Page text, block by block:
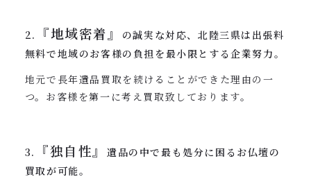
2. 『地域密着』
の誠実な対応、北陸三県は出張料
無料で地域のお客様の負担を最小限とする企業努力。
地元で長年遺品買取を続けることができた理由の一
つ。お客様を第一に考え買取致しております。
3. 『独自性』遺品の中で最も処分に困るお仏壇の
買取が可能。